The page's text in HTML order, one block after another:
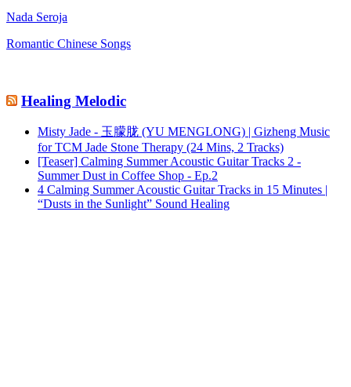
Nada Seroja
Romantic Chinese Songs
Healing Melodic
Misty Jade - 玉朦胧 (YU MENGLONG) | Gizheng Music
for TCM Jade Stone Therapy (24 Mins, 2 Tracks)
[Teaser] Calming Summer Acoustic Guitar Tracks 2 -
Summer Dust in Coffee Shop - Ep.2
4 Calming Summer Acoustic Guitar Tracks in 15 Minutes |
“Dusts in the Sunlight” Sound Healing